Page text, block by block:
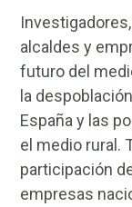
alcaldes y
futuro del
la
España y las
el medio rural.
participación
empresas